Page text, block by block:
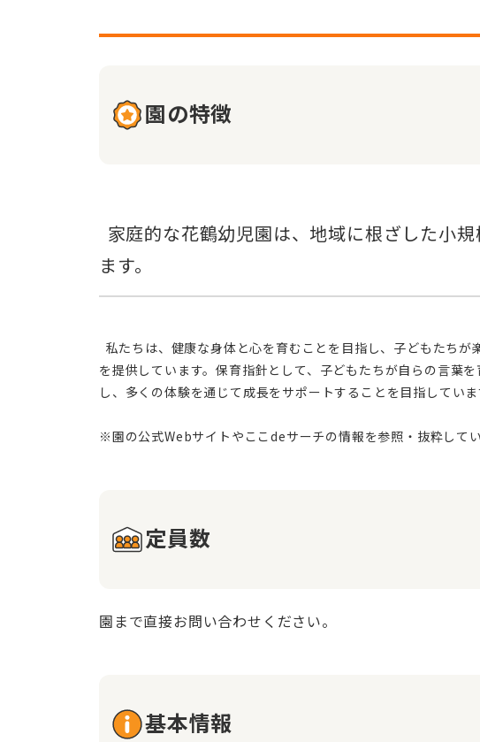
園の特徴
を提供しています。保育指針として、子どもたちが自らの言葉
し、多くの体験を通じて成長をサポートすることを目指してい
定員数
園まで直接お問い合わせください。
基本情報